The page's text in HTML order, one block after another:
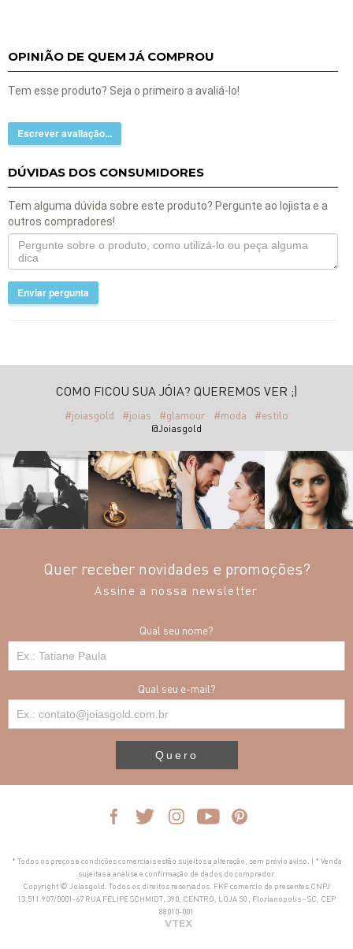
OPINIÃO DE QUEM JÁ COMPROU
Tem esse produto? Seja o primeiro a avaliá-lo!
Escrever avaliação...
DÚVIDAS DOS CONSUMIDORES
Tem alguma dúvida sobre este produto? Pergunte ao lojista e a
outros compradores!
Enviar pergunta
COMO FICOU SUA JÓIA? QUEREMOS VER ;)
#joiasgold #joias #glamour #moda #estilo
@Joiasgold
Quer receber novidades e promoções?
Assine a nossa newsletter
Qual seu nome?
Qual seu e-mail?
Quero
* Todos os preços e condições comerciais estão sujeitos a alteração, sem prévio aviso. | * Venda
sujeitas à análise e confirmação de dados do comprador.
Copyright © Joiasgold. Todos os direitos reservados. FKF comercio de presentes CNPJ
13.511.907/0001-67 RUA FELIPE SCHMIDT, 390, CENTRO, LOJA 50 , Florianópolis - SC, CEP
88010-001
VTEX